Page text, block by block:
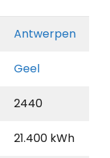
Antwerpen
Geel
2440
21.400 kWh